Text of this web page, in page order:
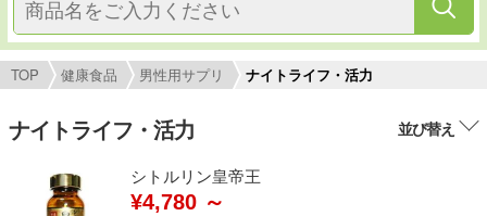
TOP 健康食品 男性用サプリ ナイトライフ・活力
ナイトライフ・活力 並び替え
シトルリン皇帝王
¥4,780 ～